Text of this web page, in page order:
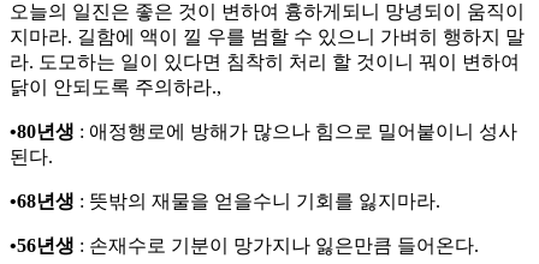
오늘의 일진은 좋은 것이 변하여 흉하게되니 망녕되이 움직이
지마라. 길함에 액이 낄 우를 범할 수 있으니 가벼히 행하지 말
라. 도모하는 일이 있다면 침착히 처리 할 것이니 꿔이 변하여
닭이 안되도록 주의하라.,
•80년생 : 애정행로에 방해가 많으나 힘으로 밀어붙이니 성사
된다.
•68년생 : 뜻밖의 재물을 얻을수니 기회를 잃지마라.
•56년생 : 손재수로 기분이 망가지나 잃은만큼 들어온다.